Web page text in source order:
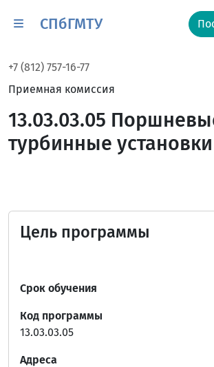
СПбГМТУ
+7 (812) 757-16-77
Приемная комиссия
13.03.03.05
турбинные установки
Цель программы
Срок обучения
Код программы
13.03.03.05
Адреса